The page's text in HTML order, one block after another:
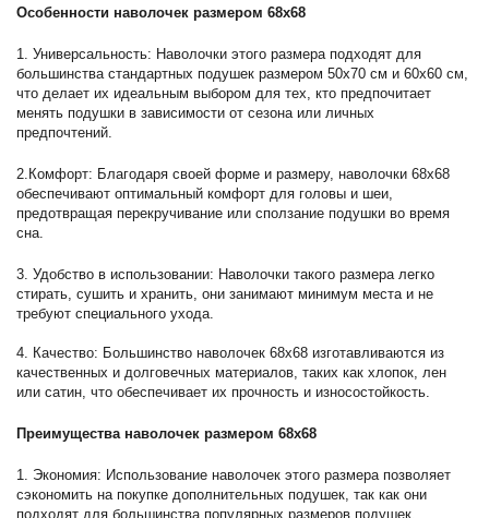
Особенности наволочек размером 68x68
1. Универсальность: Наволочки этого размера подходят для
большинства стандартных подушек размером 50x70 см и 60x60 см,
что делает их идеальным выбором для тех, кто предпочитает
менять подушки в зависимости от сезона или личных
предпочтений.
2.Комфорт: Благодаря своей форме и размеру, наволочки 68x68
обеспечивают оптимальный комфорт для головы и шеи,
предотвращая перекручивание или сползание подушки во время
сна.
3. Удобство в использовании: Наволочки такого размера легко
стирать, сушить и хранить, они занимают минимум места и не
требуют специального ухода.
4. Качество: Большинство наволочек 68x68 изготавливаются из
качественных и долговечных материалов, таких как хлопок, лен
или сатин, что обеспечивает их прочность и износостойкость.
Преимущества наволочек размером 68x68
1. Экономия: Использование наволочек этого размера позволяет
сэкономить на покупке дополнительных подушек, так как они
подходят для большинства популярных размеров подушек.